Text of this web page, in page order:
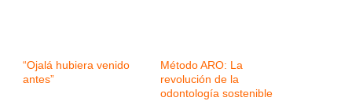
“Ojalá hubiera venido
antes”
Método ARO: La
revolución de la
odontología sostenible